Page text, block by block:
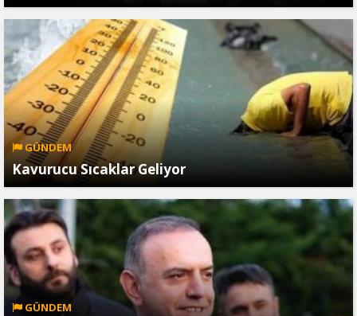
GÜNDEM
Kavurucu Sıcaklar Geliyor
GÜNDEM